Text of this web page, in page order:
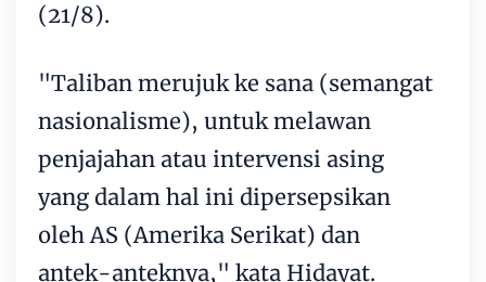
(21/8).
"Taliban merujuk ke sana (semangat
nasionalisme), untuk melawan
penjajahan atau intervensi asing
yang dalam hal ini dipersepsikan
oleh AS (Amerika Serikat) dan
antek-anteknya," kata Hidayat.